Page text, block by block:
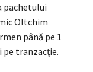
pachetului
Oltchim
până pe 1
pe tranzacţie.